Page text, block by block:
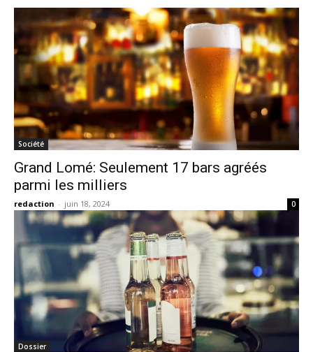
Société
Grand Lomé: Seulement 17 bars agréés
parmi les milliers
redaction - juin 18, 2024 0
Dossier